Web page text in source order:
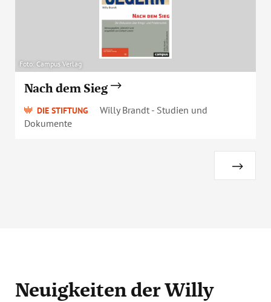
Foto: Campus Verlag
Nach dem Sieg
DIE STIFTUNG
Willy Brandt - Studien und
Dokumente
Neuigkeiten der Willy